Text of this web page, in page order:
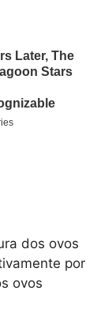
dos ovos
por
ovos